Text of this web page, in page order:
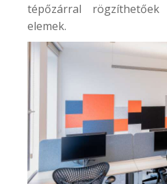
tépőzárral
elemek.